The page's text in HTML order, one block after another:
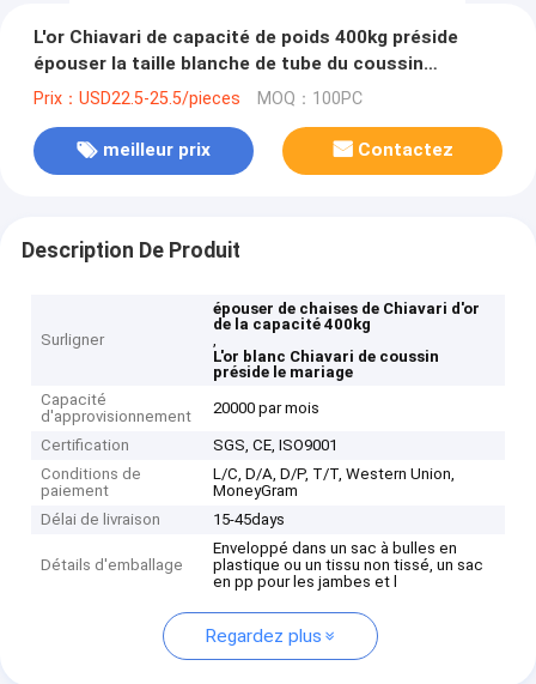
L'or Chiavari de capacité de poids 400kg préside
épouser la taille blanche de tube du coussin
28x1.2mm
Prix：USD22.5-25.5/pieces MOQ：100PC
meilleur prix Contactez
Description De Produit
Surligner
épouser de chaises de Chiavari d'or
de la capacité 400kg
,
L'or blanc Chiavari de coussin
préside le mariage
Capacité
d'approvisionnement
20000 par mois
Certification
SGS, CE, ISO9001
Conditions de
paiement
L/C, D/A, D/P, T/T, Western Union,
MoneyGram
Délai de livraison
15-45days
Détails d'emballage
Enveloppé dans un sac à bulles en
plastique ou un tissu non tissé, un sac
en pp pour les jambes et l
Regardez plus